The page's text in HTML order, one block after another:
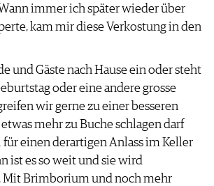
immer ich später wieder über
kam mir diese Verkostung in den
und Gäste nach Hause ein oder steht
oder eine andere grosse
wir gerne zu einer besseren
etwas mehr zu Buche schlagen darf
für einen derartigen Anlass im Keller
ist es so weit und sie wird
Mit Brimborium und noch mehr